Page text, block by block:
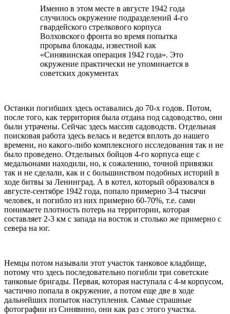
Именно в этом месте в августе 1942 года
случилось окружение подразделений 4-го
гвардейского стрелкового корпуса
Волховского фронта во время попытка
прорыва блокады, известной как
«Синявинская операция 1942 года». Это
окружение практически не упоминается в
советских документах
Останки погибших здесь оставались до 70-х годов. Потом,
после того, как территория была отдана под садоводство, они
были утрачены. Сейчас здесь массив садоводств. Отдельная
поисковая работа здесь велась и ведется вплоть до нашего
времени, но какого-либо комплексного исследования так и не
было проведено. Отдельных бойцов 4-го корпуса еще с
медальонами находили, но, к сожалению, точной привязки
так и не сделали, как и с большинством подобных историй в
ходе битвы за Ленинград. А в котел, который образовался в
августе-сентябре 1942 года, попало примерно 3-4 тысячи
человек, и погибло из них примерно 60-70%, т.е. сами
понимаете плотность потерь на территории, которая
составляет 2-3 км с запада на восток и столько же примерно с
севера на юг.
Немцы потом называли этот участок танковое кладбище,
потому что здесь последовательно погибли три советские
танковые бригады. Первая, которая наступала с 4-м корпусом,
частично попала в окружение, а потом еще две в ходе
дальнейших попыток наступления. Самые страшные
фотографии из Синявино, они как раз с этого участка.